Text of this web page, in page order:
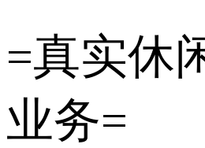
=真实休
业务=